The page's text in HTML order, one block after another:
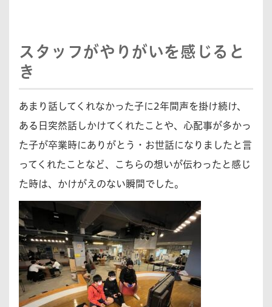
スタッフがやりがいを感じると
き
あまり話してくれなかった子に2年間声を掛け続け、
ある日突然話しかけてくれたことや、心配事が多かっ
た子が卒業時にありがとう・お世話になりましたと言
ってくれたことなど、こちらの想いが伝わったと感じ
た時は、かけがえのない瞬間でした。